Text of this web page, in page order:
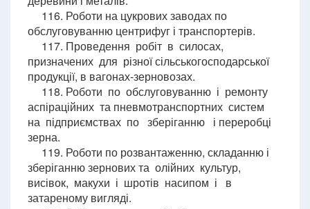
116. Роботи на цукрових заводах по
обслуговуванню центрифуг і транспортерів.
117. Проведення робіт в силосах,
призначених для різної сільськогосподарської
продукції, в вагонах-зерновозах.
118. Роботи по обслуговуванню і ремонту
аспіраційних та пневмотранспортних систем
на підприємствах по зберіганню і переробці
зерна.
119. Роботи по розвантаженню, складанню і
зберіганню зернових та олійних культур,
висівок, макухи і шротів насипом і в
затареному вигляді.